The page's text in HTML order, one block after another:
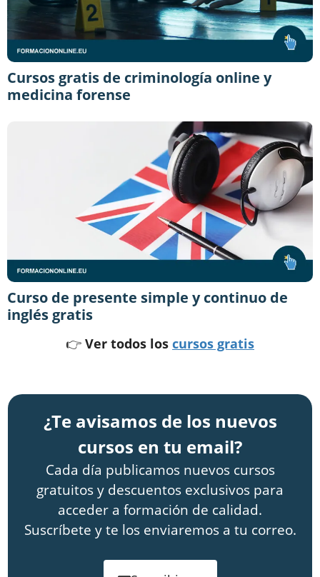
Cursos gratis de criminología online y
medicina forense
Curso de presente simple y continuo de
inglés gratis
👉 Ver todos los cursos gratis
¿Te avisamos de los nuevos
cursos en tu email?
Cada día publicamos nuevos cursos
gratuitos y descuentos exclusivos para
acceder a formación de calidad.
Suscríbete y te los enviaremos a tu correo.